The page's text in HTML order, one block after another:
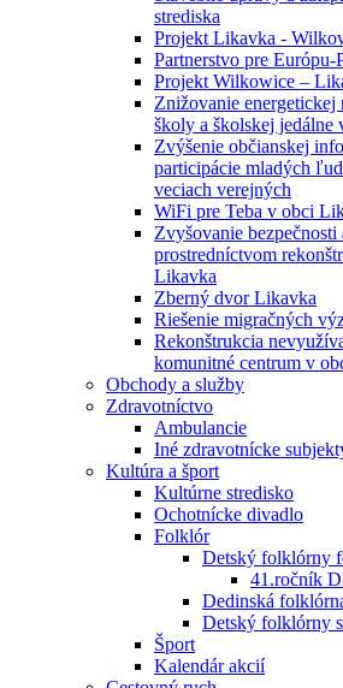
strediska
Projekt Likavka -
Partnerstvo pre
Projekt Wilkowice –
Znižovanie energetickej
školy a školskej jedálne
Zvýšenie občianskej
participácie mladých
veciach verejných
WiFi pre Teba v obci
Zvyšovanie bezpečnosti
prostredníctvom
Likavka
Zberný dvor Likavka
Riešenie migračných
Rekonštrukcia
komunitné centrum v
Obchody a služby
Zdravotníctvo
Ambulancie
Iné zdravotnícke
Kultúra a šport
Kultúrne stredisko
Ochotnícke divadlo
Folklór
Detský folklórny
41.ročník
Dedinská
Detský folklórny
Šport
Kalendár akcií